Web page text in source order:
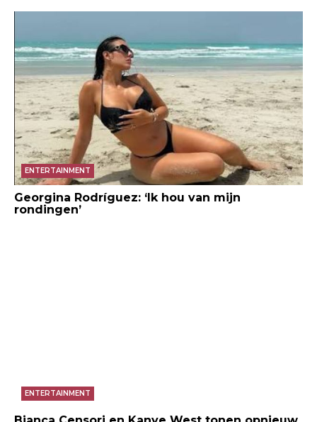
ENTERTAINMENT
Georgina Rodríguez: ‘Ik hou van mijn
rondingen’
ENTERTAINMENT